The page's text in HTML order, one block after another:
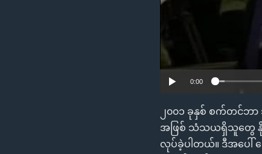
0:00
၂၀၀၁ ခုနှစ် စက်တင်ဘ
အဖြစ် သံသယရှိသူတွေ နို
လုပ်ခဲ့ပါတယ်။ ဒီအပေါ်